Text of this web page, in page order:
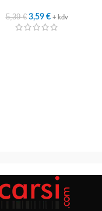
5,39€ 3,59 € + kdv